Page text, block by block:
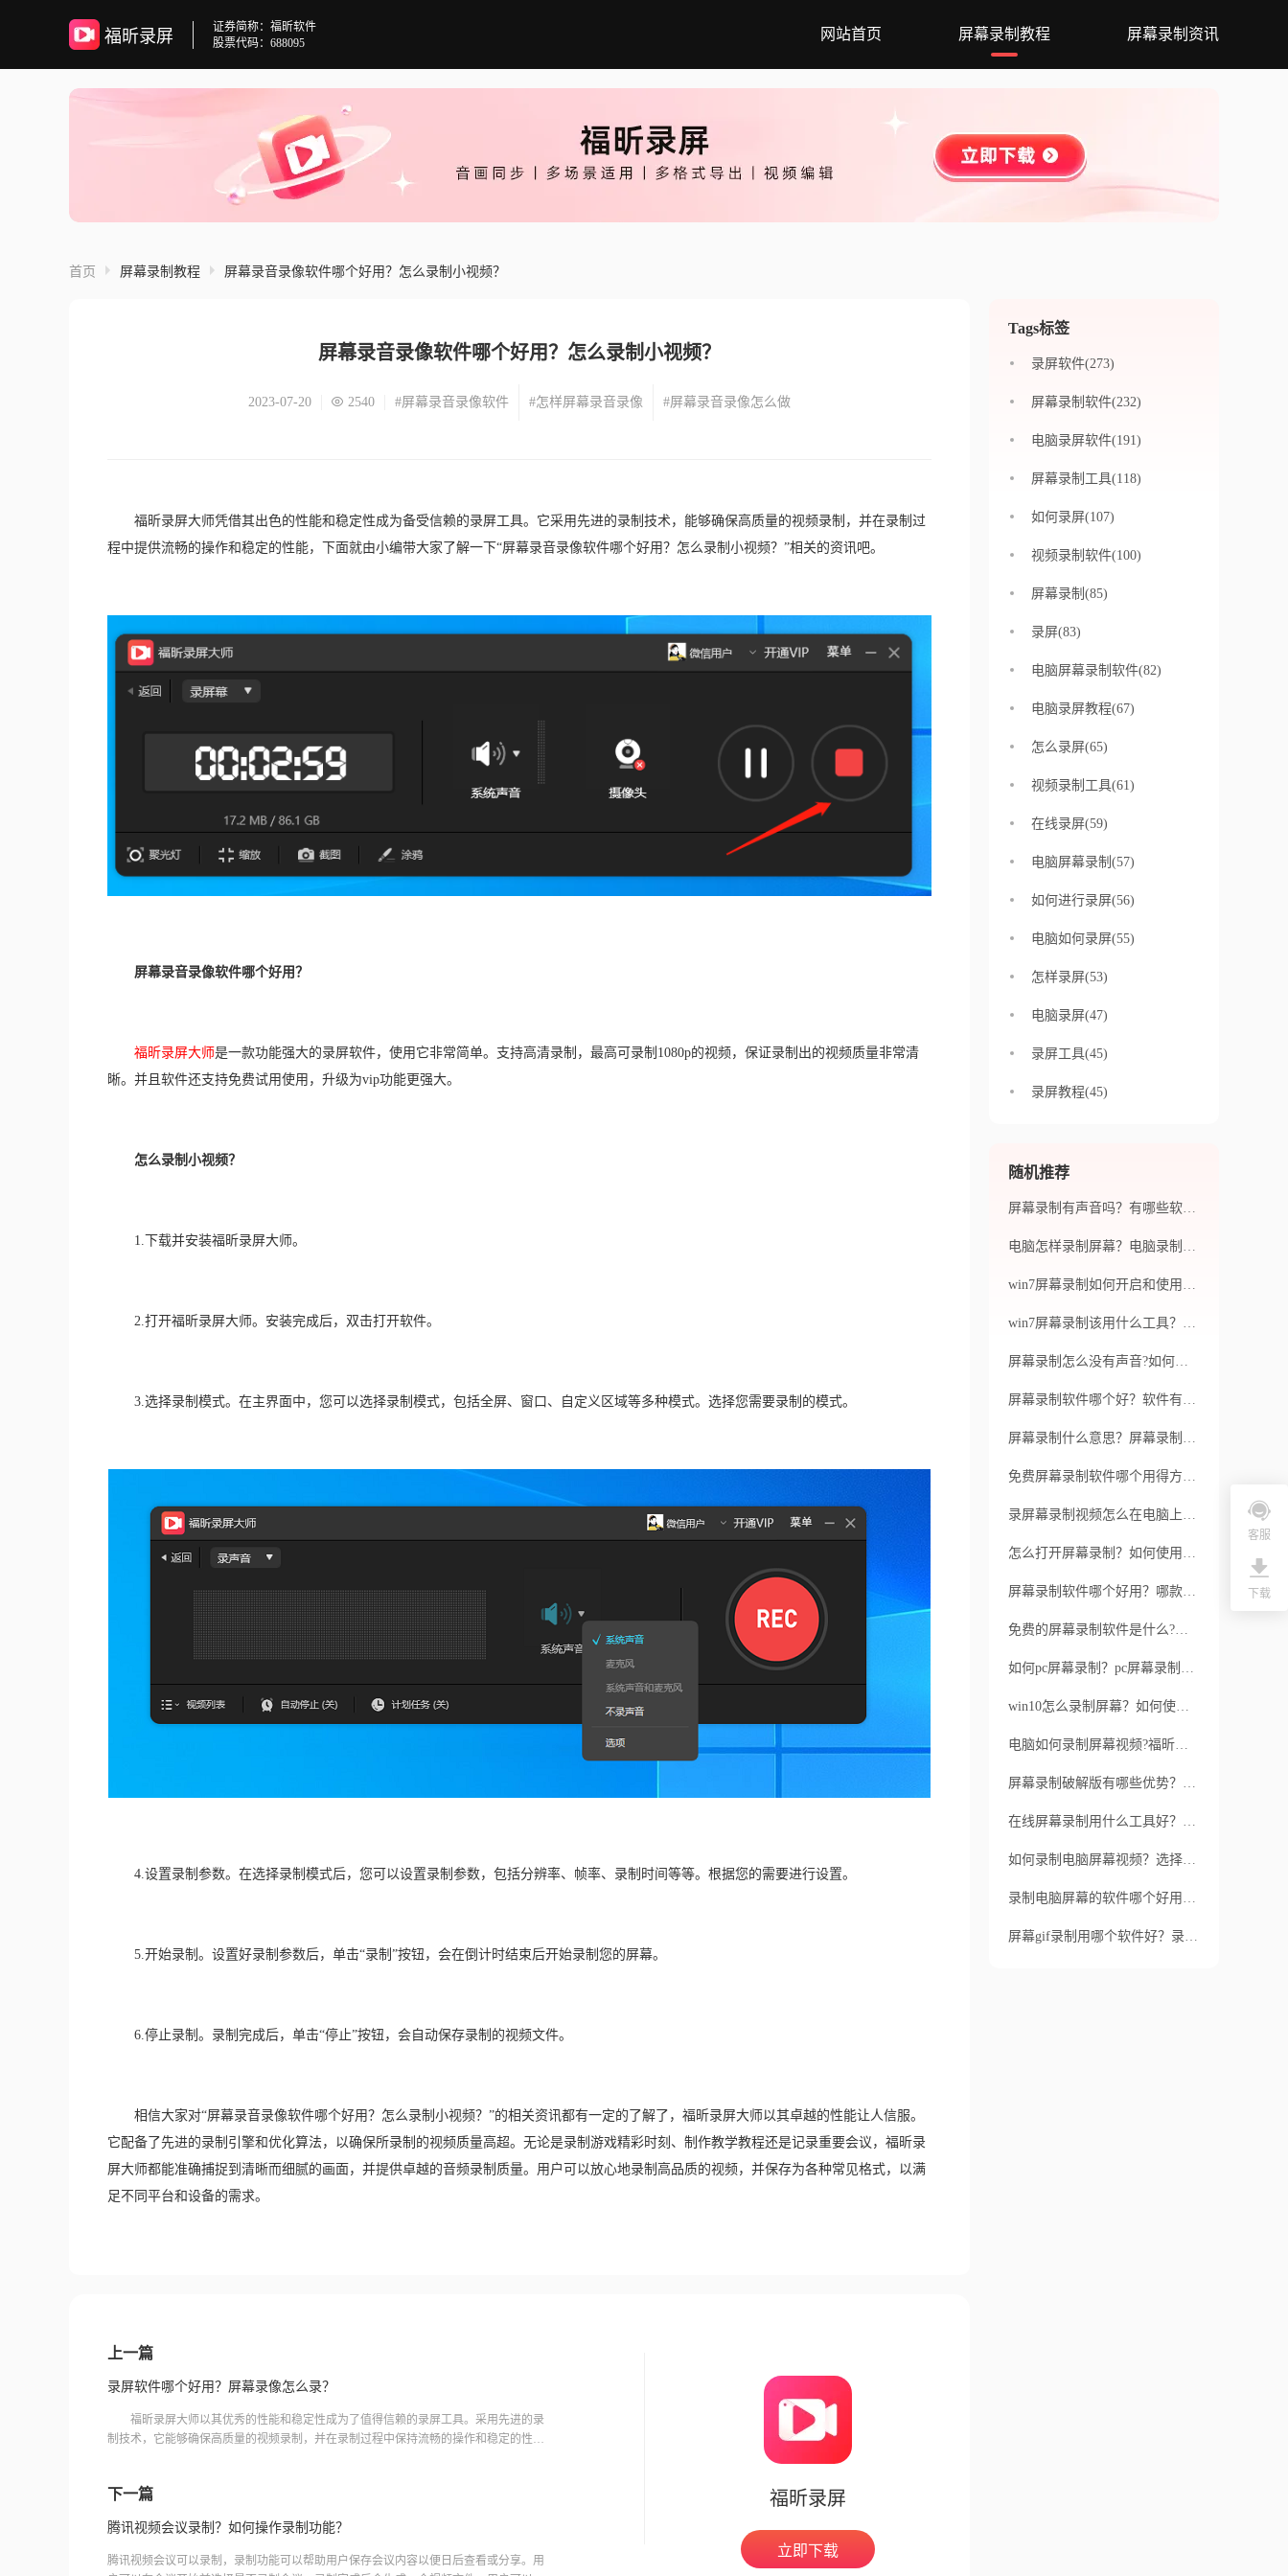
福昕录屏
证券简称：福昕软件
股票代码：688095
网站首页 屏幕录制教程 屏幕录制资讯
首页 屏幕录制教程 屏幕录音录像软件哪个好用？怎么录制小视频？
屏幕录音录像软件哪个好用？怎么录制小视频？
2023-07-20 2540 #屏幕录音录像软件 #怎样屏幕录音录像 #屏幕录音录像怎么做
福昕录屏大师凭借其出色的性能和稳定性成为备受信赖的录屏工具。它采用先进的录制技术，能够确保高质量的视频录制，并在录制过
程中提供流畅的操作和稳定的性能，下面就由小编带大家了解一下“屏幕录音录像软件哪个好用？怎么录制小视频？”相关的资讯吧。
屏幕录音录像软件哪个好用？
福昕录屏大师是一款功能强大的录屏软件，使用它非常简单。支持高清录制，最高可录制1080p的视频，保证录制出的视频质量非常清
晰。并且软件还支持免费试用使用，升级为vip功能更强大。
怎么录制小视频？
1.下载并安装福昕录屏大师。
2.打开福昕录屏大师。安装完成后，双击打开软件。
3.选择录制模式。在主界面中，您可以选择录制模式，包括全屏、窗口、自定义区域等多种模式。选择您需要录制的模式。
4.设置录制参数。在选择录制模式后，您可以设置录制参数，包括分辨率、帧率、录制时间等等。根据您的需要进行设置。
5.开始录制。设置好录制参数后，单击“录制”按钮，会在倒计时结束后开始录制您的屏幕。
6.停止录制。录制完成后，单击“停止”按钮，会自动保存录制的视频文件。
相信大家对“屏幕录音录像软件哪个好用？怎么录制小视频？”的相关资讯都有一定的了解了，福昕录屏大师以其卓越的性能让人信服。
它配备了先进的录制引擎和优化算法，以确保所录制的视频质量高超。无论是录制游戏精彩时刻、制作教学教程还是记录重要会议，福昕录
屏大师都能准确捕捉到清晰而细腻的画面，并提供卓越的音频录制质量。用户可以放心地录制高品质的视频，并保存为各种常见格式，以满
足不同平台和设备的需求。
上一篇
录屏软件哪个好用？屏幕录像怎么录？
福昕录屏大师以其优秀的性能和稳定性成为了值得信赖的录屏工具。采用先进的录
制技术，它能够确保高质量的视频录制，并在录制过程中保持流畅的操作和稳定的性
下一篇
腾讯视频会议录制？如何操作录制功能？
腾讯视频会议可以录制，录制功能可以帮助用户保存会议内容以便日后查看或分享。用
福昕录屏
立即下载
Tags标签
录屏软件(273)
屏幕录制软件(232)
电脑录屏软件(191)
屏幕录制工具(118)
如何录屏(107)
视频录制软件(100)
屏幕录制(85)
录屏(83)
电脑屏幕录制软件(82)
电脑录屏教程(67)
怎么录屏(65)
视频录制工具(61)
在线录屏(59)
电脑屏幕录制(57)
如何进行录屏(56)
电脑如何录屏(55)
怎样录屏(53)
电脑录屏(47)
录屏工具(45)
录屏教程(45)
随机推荐
屏幕录制有声音吗？有哪些软件可以实现屏幕录制并带有声音？
电脑怎样录制屏幕？电脑录制屏幕要注意什么？
win7屏幕录制如何开启和使用？Win7屏幕录制画面卡顿如何解决？
win7屏幕录制该用什么工具？电脑上进行屏幕录制的方法是什么？
屏幕录制怎么没有声音?如何解决录屏没声音?
屏幕录制软件哪个好？软件有哪些优势特点？
屏幕录制什么意思？屏幕录制怎么开？
免费屏幕录制软件哪个用得方便？福昕录屏大师有哪些优点？
录屏幕录制视频怎么在电脑上录制?福昕录屏大师怎么样?
怎么打开屏幕录制？如何使用福昕录屏大师进行屏幕录制呢？
屏幕录制软件哪个好用？哪款屏幕录制软件价格合理？
免费的屏幕录制软件是什么?福昕录屏大师有哪些功能？
如何pc屏幕录制？pc屏幕录制选择哪个录屏软件好？
win10怎么录制屏幕？如何使用福昕录屏大师进行屏幕录制呢？
电脑如何录制屏幕视频?福昕录屏大师软件特性有哪些?
屏幕录制破解版有哪些优势？电脑屏幕录制如何操作？
在线屏幕录制用什么工具好？电脑屏幕怎么录制？
如何录制电脑屏幕视频？选择福昕录屏大师的原因是什么？
录制电脑屏幕的软件哪个好用？福昕录屏大师有哪些优点？
屏幕gif录制用哪个软件好？录屏软件有哪些特点？
客服
下载